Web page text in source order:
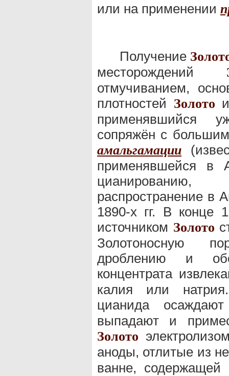
или на применении
Получение
месторождений
отмучиванием,
плотностей Золото
применявшийся
сопряжён с
амальгамации
применявшейся в
распространение в
1890-х гг. В
источником Золото
Золотоносную
дроблению и
концентрата
калия или
цианида
выпадают и
Золото
аноды, отлитые из
ванне, содержащей